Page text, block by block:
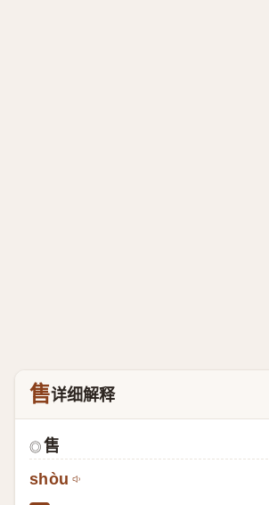
售详细解释
◎ 售
shòu